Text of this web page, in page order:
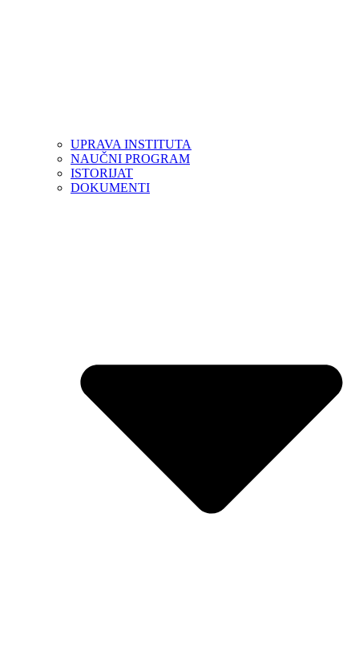
UPRAVA INSTITUTA
NAUČNI PROGRAM
ISTORIJAT
DOKUMENTI